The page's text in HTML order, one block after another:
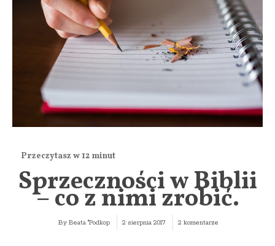
Sprzeczności w Biblii
– co z nimi zrobić.
By Beata "Podkop 2 sierpnia 2017 2 komentarze